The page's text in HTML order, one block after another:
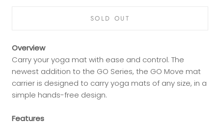
SOLD OUT
Overview
Carry your yoga mat with ease and control. The
newest addition to the GO Series, the GO Move mat
carrier is designed to carry yoga mats of any size, in a
simple hands-free design.
Features